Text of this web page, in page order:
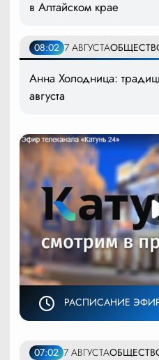
в Алтайском крае
08:02 7 АВГУСТА
Анна Холодница:
августа
РАСПИСАНИЕ
07:02 7 АВГУСТА